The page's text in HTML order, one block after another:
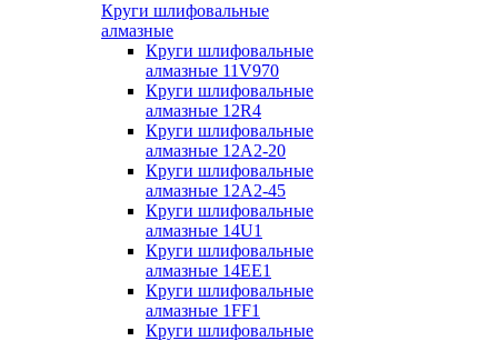
Круги шлифовальные
алмазные
Круги шлифовальные
алмазные 11V970
Круги шлифовальные
алмазные 12R4
Круги шлифовальные
алмазные 12А2-20
Круги шлифовальные
алмазные 12А2-45
Круги шлифовальные
алмазные 14U1
Круги шлифовальные
алмазные 14ЕЕ1
Круги шлифовальные
алмазные 1FF1
Круги шлифовальные